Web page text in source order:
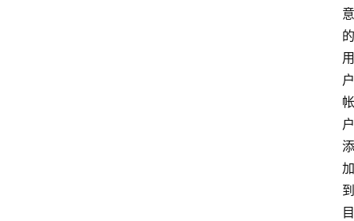
意
的
用
户
帐
户
添
加
到
目